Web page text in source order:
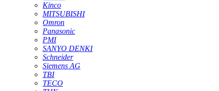
Kinco
MITSUBISHI
Omron
Panasonic
PMI
SANYO DENKI
Schneider
Siemens AG
TBI
TECO